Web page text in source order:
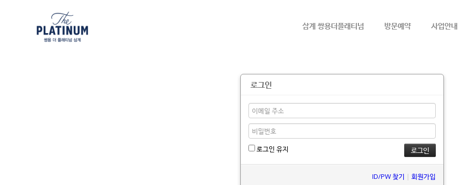
삼계 쌍용더플래티넘 방문예약 사업안내
로그인
로그인 유지
ID/PW 찾기 | 회원가입